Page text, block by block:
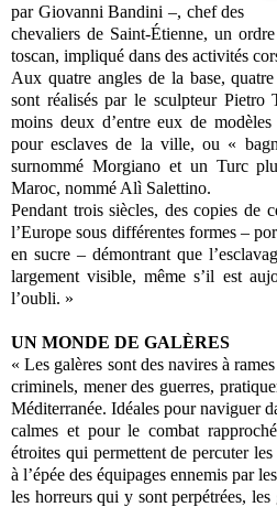
par Giovanni Bandini –, chef des
chevaliers de Saint-Étienne, un
toscan, impliqué dans des activités
Aux quatre angles de la base,
sont réalisés par le sculpteur Pietro
moins deux d’entre eux de
pour esclaves de la ville, ou «
surnommé Morgiano et un Turc
Maroc, nommé Alì Salettino.
Pendant trois siècles, des copies de
l’Europe sous différentes formes –
en sucre – démontrant que
largement visible, même s’il est
l’oubli. »
UN MONDE DE GALÈRES
« Les galères sont des navires à
criminels, mener des guerres,
Méditerranée. Idéales pour naviguer
calmes et pour le combat
étroites qui permettent de percuter
à l’épée des équipages ennemis par
les horreurs qui y sont perpétrées,